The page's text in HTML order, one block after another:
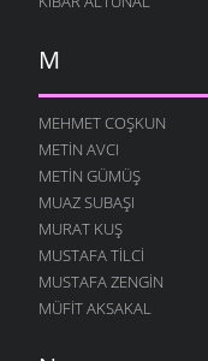
M
MEHMET COŞKUN
METIN AVCI
METIN GÜMÜŞ
MUAZ SUBAŞI
MURAT KUŞ
MUSTAFA TILCI
MUSTAFA ZENGIN
MÜFIT AKSAKAL